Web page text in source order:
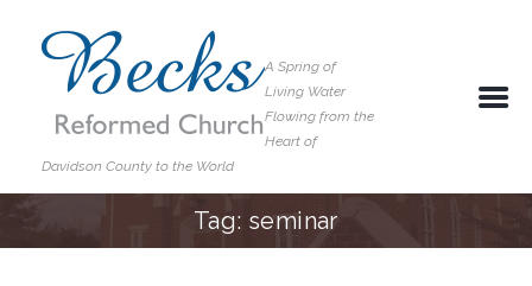
A Spring of
Living Water
Flowing from the
Heart of
Davidson County to the World
Tag: seminar